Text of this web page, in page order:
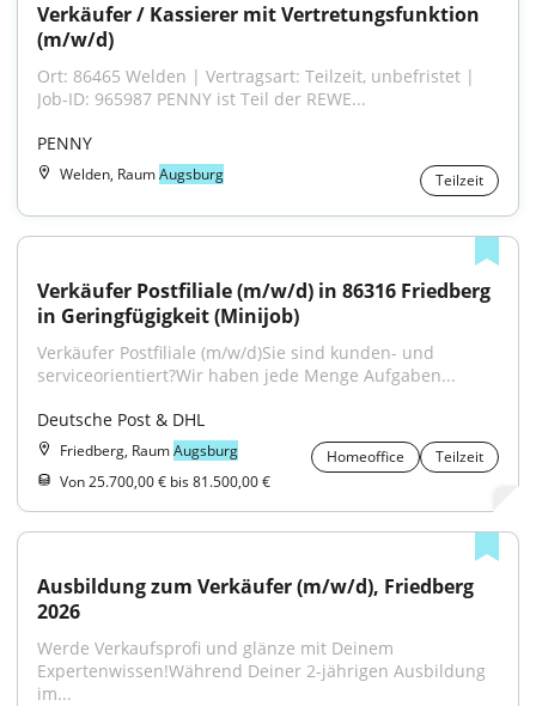
Verkäufer / Kassierer mit Vertretungsfunktion
(m/w/d)
Ort: 86465 Welden | Vertragsart: Teilzeit, unbefristet |
Job-ID: 965987 PENNY ist Teil der REWE...
PENNY
Welden, RaumAugsburg Teilzeit
Verkäufer Postfiliale (m/w/d) in 86316 Friedberg
in Geringfügigkeit (Minijob)
Verkäufer Postfiliale (m/w/d)Sie sind kunden- und
serviceorientiert?Wir haben jede Menge Aufgaben...
Deutsche Post & DHL
Friedberg, RaumAugsburg Homeoffice
Teilzeit
Von 25.700,00 € bis 81.500,00 €
Ausbildung zum Verkäufer (m/w/d), Friedberg
2026
Werde Verkaufsprofi und glänze mit Deinem
Expertenwissen!Während Deiner 2-jährigen Ausbildung
im...